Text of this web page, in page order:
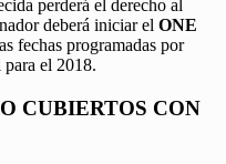
perderá el derecho al
deberá iniciar el ONE
fechas programadas por
el 2018.
CUBIERTOS CON